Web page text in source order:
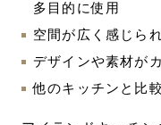
多目的に使用
空間が広く感じら
デザインや素材が
他のキッチンと比